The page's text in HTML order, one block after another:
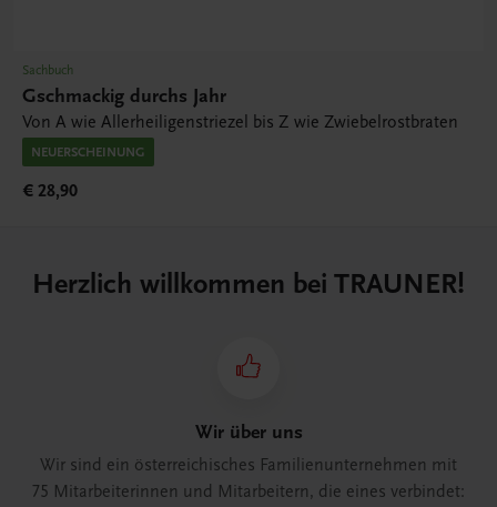
Sachbuch
Gschmackig durchs Jahr
Von A wie Allerheiligenstriezel bis Z wie Zwiebelrostbraten
NEUERSCHEINUNG
€ 28,90
Herzlich willkommen bei TRAUNER!
Wir über uns
Wir sind ein österreichisches Familienunternehmen mit
75 Mitarbeiterinnen und Mitarbeitern, die eines verbindet: